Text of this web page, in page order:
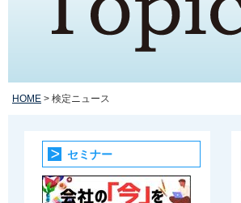
HOME > 検定ニュース
セミナー